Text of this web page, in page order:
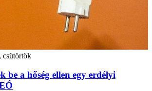
csütörtök
be a hőség ellen egy erdélyi